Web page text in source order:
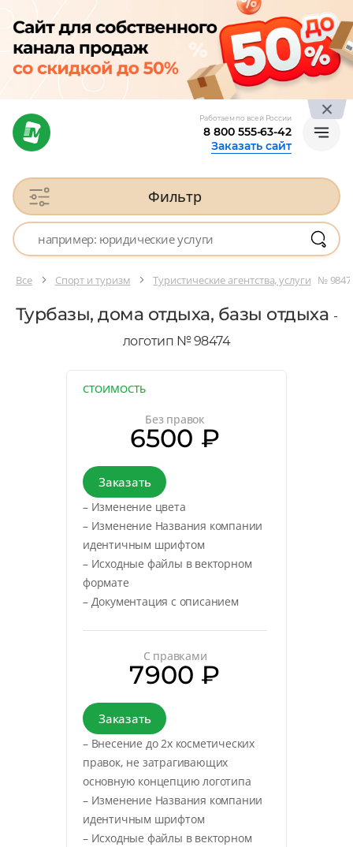
Работаем по всей России
8 800 555-63-42
Заказать сайт
Фильтр
Все Спорт и туризм Туристические агентства, услуги №
Турбазы, дома отдыха, базы отдыха -
логотип № 98474
СТОИМОСТЬ
Без правок
6500 ₽
Заказать
– Изменение цвета
– Изменение Названия компании
идентичным шрифтом
– Исходные файлы в векторном
формате
– Документация с описанием
С правками
7900 ₽
Заказать
– Внесение до 2х косметических
правок, не затрагивающих
основную концепцию логотипа
– Изменение Названия компании
идентичным шрифтом
– Исходные файлы в векторном